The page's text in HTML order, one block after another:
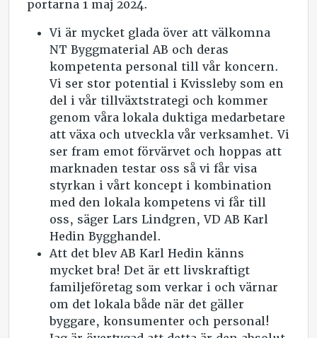
portarna 1 maj 2024.
Vi är mycket glada över att välkomna
NT Byggmaterial AB och deras
kompetenta personal till vår koncern.
Vi ser stor potential i Kvissleby som en
del i vår tillväxtstrategi och kommer
genom våra lokala duktiga medarbetare
att växa och utveckla vår verksamhet. Vi
ser fram emot förvärvet och hoppas att
marknaden testar oss så vi får visa
styrkan i vårt koncept i kombination
med den lokala kompetens vi får till
oss, säger Lars Lindgren, VD AB Karl
Hedin Bygghandel.
Att det blev AB Karl Hedin känns
mycket bra! Det är ett livskraftigt
familjeföretag som verkar i och värnar
om det lokala både när det gäller
byggare, konsumenter och personal!